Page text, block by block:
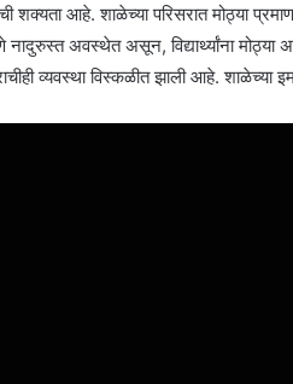
शक्यता आहे. शाळेच्या परिसरात मोठ्या
नादुरुस्त अवस्थेत असून, विद्यार्थ्यांना
व्यवस्था विस्कळीत झाली आहे. शाळेच्या